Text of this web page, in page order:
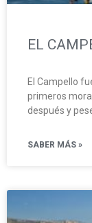
EL
El Campello
primeros
después y
SABER MÁS »